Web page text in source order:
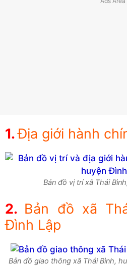
Địa giới hành
Bản đồ vị trí xã Thái
Bản đồ xã
Đình Lập
Bản đồ giao thông xã Thái Bình,